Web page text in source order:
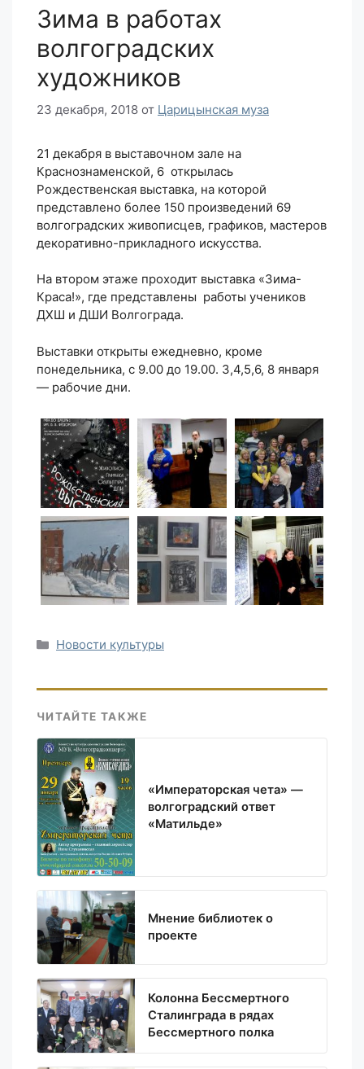
Зима в работах
волгоградских
художников
23 декабря, 2018 от Царицынская муза
21 декабря в выставочном зале на
Краснознаменской, 6 открылась
Рождественская выставка, на которой
представлено более 150 произведений 69
волгоградских живописцев, графиков, мастеров
декоративно-прикладного искусства.
На втором этаже проходит выставка «Зима-
Краса!», где представлены работы учеников
ДХШ и ДШИ Волгограда.
Выставки открыты ежедневно, кроме
понедельника, с 9.00 до 19.00. 3,4,5,6, 8 января
— рабочие дни.
Рубрики
Новости культуры
ЧИТАЙТЕ ТАКЖЕ
«Императорская чета» —
волгоградский ответ
«Матильде»
Мнение библиотек о
проекте
Колонна Бессмертного
Сталинграда в рядах
Бессмертного полка